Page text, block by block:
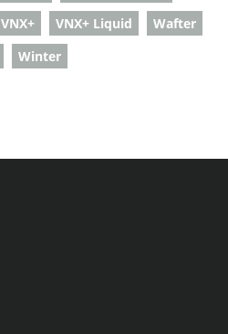
VNX+ VNX+ Liquid
Wafter
Winter